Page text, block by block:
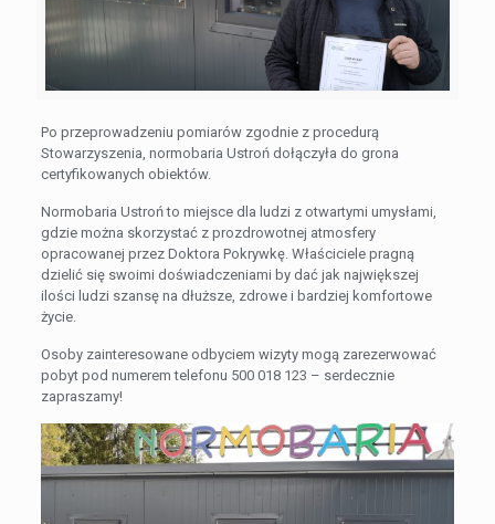
Po przeprowadzeniu pomiarów zgodnie z procedurą
Stowarzyszenia, normobaria Ustroń dołączyła do grona
certyfikowanych obiektów.
Normobaria Ustroń to miejsce dla ludzi z otwartymi umysłami,
gdzie można skorzystać z prozdrowotnej atmosfery
opracowanej przez Doktora Pokrywkę. Właściciele pragną
dzielić się swoimi doświadczeniami by dać jak największej
ilości ludzi szansę na dłuższe, zdrowe i bardziej komfortowe
życie.
Osoby zainteresowane odbyciem wizyty mogą zarezerwować
pobyt pod numerem telefonu 500 018 123 – serdecznie
zapraszamy!